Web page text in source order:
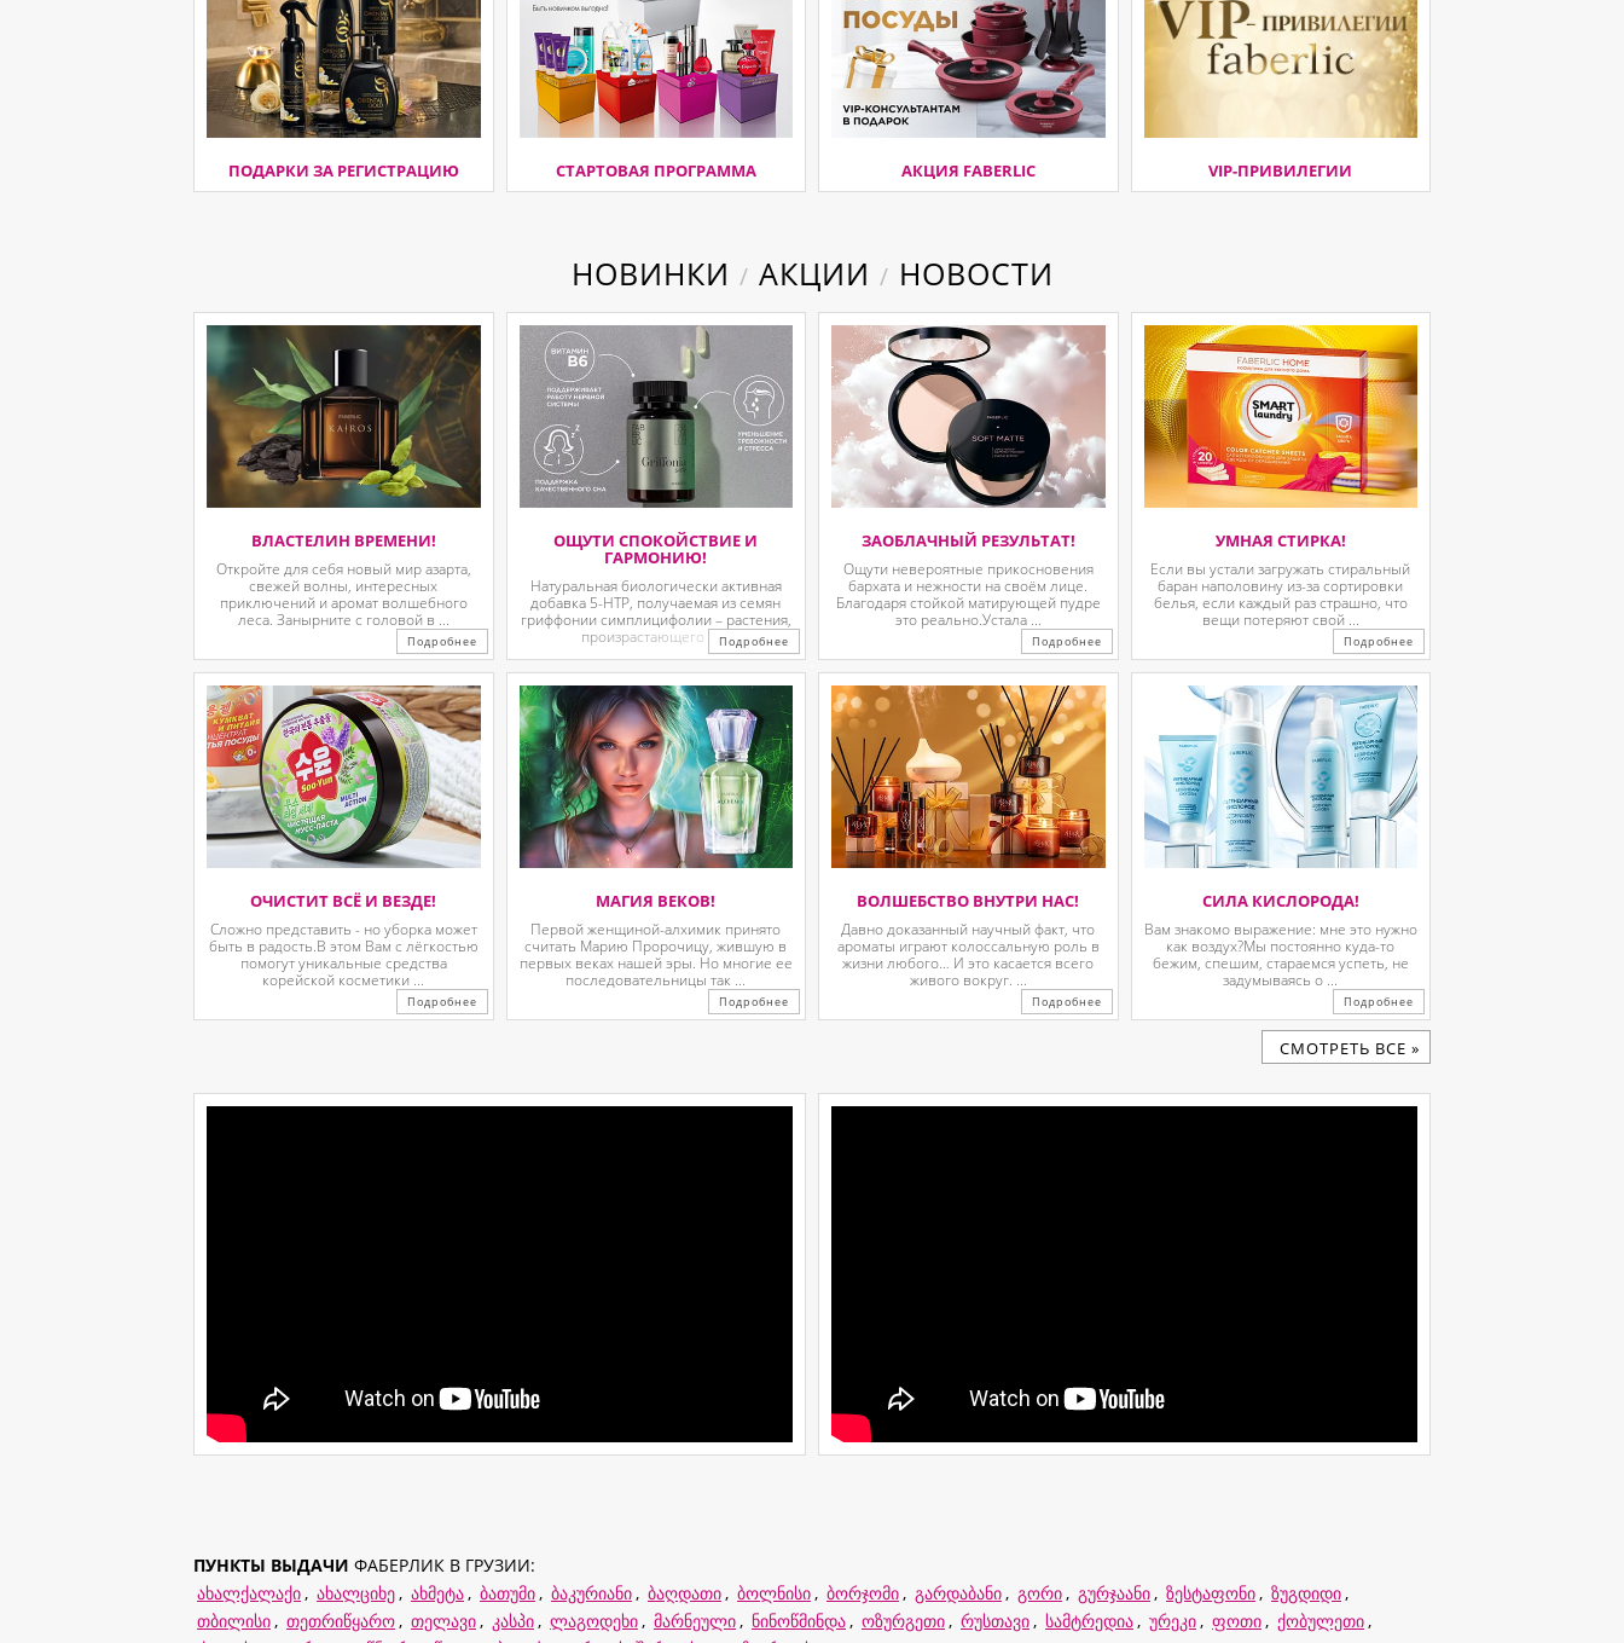
ПОДАРКИ ЗА РЕГИСТРАЦИЮ СТАРТОВАЯ ПРОГРАММА АКЦИЯ FABERLIC VIP-ПРИВИЛЕГИИ
НОВИНКИ / АКЦИИ / НОВОСТИ
ВЛАСТЕЛИН ВРЕМЕНИ!
Откройте для себя новый мир азарта,
свежей волны, интересных
приключений и аромат волшебного
леса. Занырните с головой в ...
Подробнее
ОЩУТИ СПОКОЙСТВИЕ И
ГАРМОНИЮ!
Натуральная биологически активная
добавка 5-HTP, получаемая из семян
гриффонии симплицифолии – растения,
произрастающего в ...Подробнее
ЗАОБЛАЧНЫЙ РЕЗУЛЬТАТ!
Ощути невероятные прикосновения
бархата и нежности на своём лице.
Благодаря стойкой матирующей пудре
это реально.Устала ...
Подробнее
УМНАЯ СТИРКА!
Если вы устали загружать стиральный
баран наполовину из-за сортировки
белья, если каждый раз страшно, что
вещи потеряют свой ...
Подробнее
ОЧИСТИТ ВСЁ И ВЕЗДЕ!
Сложно представить - но уборка может
быть в радость.В этом Вам с лёгкостью
помогут уникальные средства
корейской косметики ...
Подробнее
МАГИЯ ВЕКОВ!
Первой женщиной-алхимик принято
считать Марию Пророчицу, жившую в
первых веках нашей эры. Но многие ее
последовательницы так ...
Подробнее
ВОЛШЕБСТВО ВНУТРИ НАС!
Давно доказанный научный факт, что
ароматы играют колоссальную роль в
жизни любого… И это касается всего
живого вокруг. ...
Подробнее
СИЛА КИСЛОРОДА!
Вам знакомо выражение: мне это нужно
как воздух?Мы постоянно куда-то
бежим, спешим, стараемся успеть, не
задумываясь о ...
Подробнее
CМОТРЕТЬ ВСЕ »
ПУНКТЫ ВЫДАЧИ ФАБЕРЛИК В ГРУЗИИ:
ახალქალაქი, ახალციხე, ახმეტა, ბათუმი, ბაკურიანი, ბაღდათი, ბოლნისი, ბორჯომი, გარდაბანი, გორი, გურჯაანი, ზესტაფონი, ზუგდიდი,
თბილისი, თეთრიწყარო, თელავი, კასპი, ლაგოდეხი, მარნეული, ნინოწმინდა, ოზურგეთი, რუსთავი, სამტრედია, ურეკი, ფოთი, ქობულეთი,